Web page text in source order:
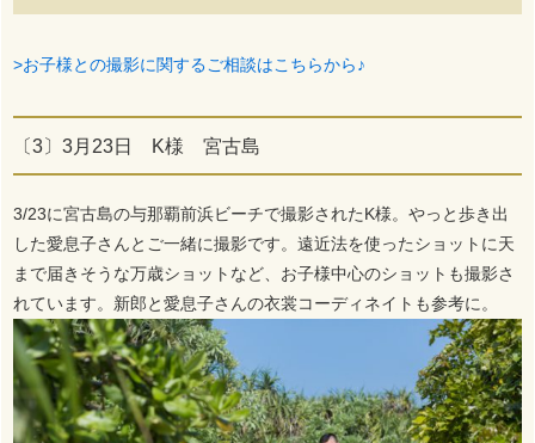
>お子様との撮影に関するご相談はこちらから♪
〔3〕3月23日 K様 宮古島
3/23に宮古島の与那覇前浜ビーチで撮影されたK様。やっと歩き出
した愛息子さんとご一緒に撮影です。遠近法を使ったショットに天
まで届きそうな万歳ショットなど、お子様中心のショットも撮影さ
れています。新郎と愛息子さんの衣裳コーディネイトも参考に。